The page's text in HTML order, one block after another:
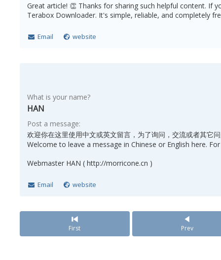
Great article! 👏 Thanks for sharing such helpful content.
Terabox Downloader. It's simple, reliable, and completely
Email website
What is your name?
HAN
Post a message:
欢迎你在这里使用中文或英文留言，为了询问，交流或者其它
Welcome to leave a message in Chinese or English here.
Webmaster HAN ( http://morricone.cn )
Email website
First Prev